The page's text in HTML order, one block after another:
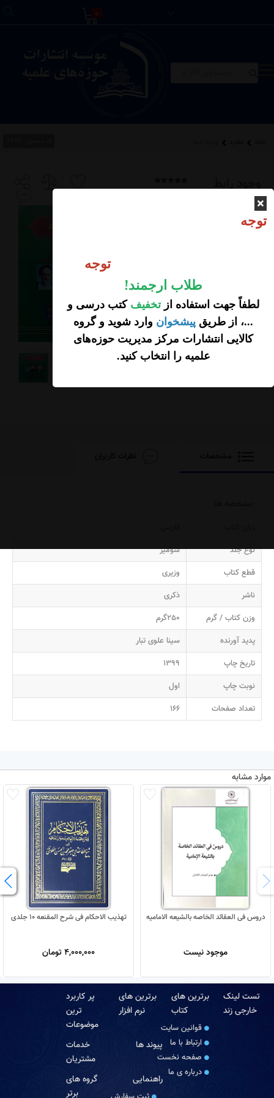
توجه
توجه
طلاب ارجمند!
لطفاً جهت استفاده از تخفیف کتب درسی و
...، از طریق پیشخوان وارد شوید و گروه
کالایی انتشارات مرکز مدیریت حوزه‌های
علمیه را انتخاب کنید.
وجود رابط
نوع جلد
شومیز
قطع کتاب
وزیری
ناشر
ذکری
وزن کتاب / گرم
250گرم
پدید آورنده
سینا علوی تبار
تاریخ چاپ
1399
نوبت چاپ
اول
تعداد صفحات
166
موارد مشابه
دروس فی العقائد الخاصه بالشیعه الامامیه
موجود نیست
تهذیب الاحکام فی شرح المقنعه 10 جلدی
4,000,000 تومان
تست لینک
خارجی زند
برترین های
کتاب
قوانین سایت
ارتباط با ما
صفحه نخست
درباره‏ ی ما
برترین های
نرم افزار
پر کاربرد
ترین
موضوعات
پیوند ها
خدمات
مشتریان
راهنمایی
گروه های
برتر